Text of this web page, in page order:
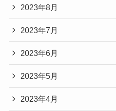
2023年8月
2023年7月
2023年6月
2023年5月
2023年4月